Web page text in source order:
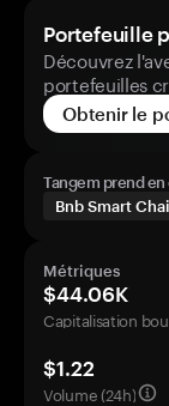
Portefeuille
Découvrez
portefeuilles
Obtenir le
Tangem prend
Bnb Smart
Métriques
$44.06K
$1.22
Volume (24h)